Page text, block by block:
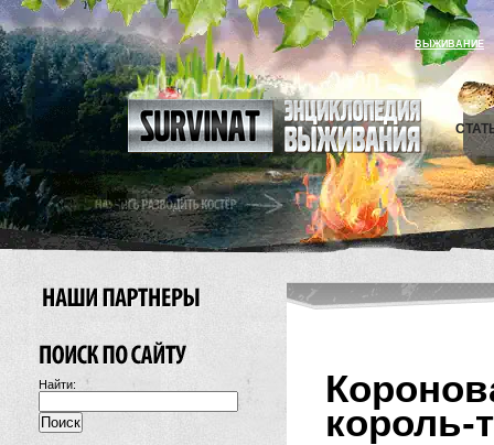
ВЫЖИВАНИЕ
Найти:
король-